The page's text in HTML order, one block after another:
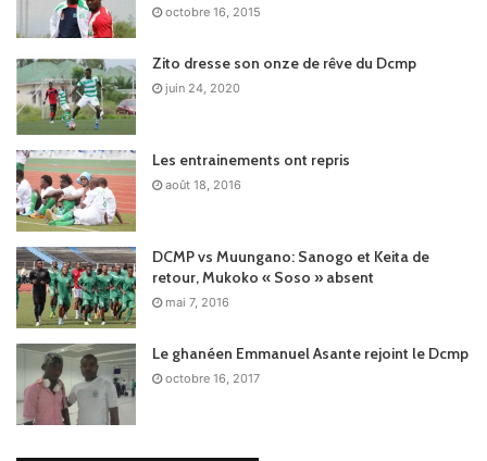
octobre 16, 2015
Zito dresse son onze de rêve du Dcmp
juin 24, 2020
Les entrainements ont repris
août 18, 2016
DCMP vs Muungano: Sanogo et Keita de
retour, Mukoko « Soso » absent
mai 7, 2016
Le ghanéen Emmanuel Asante rejoint le Dcmp
octobre 16, 2017